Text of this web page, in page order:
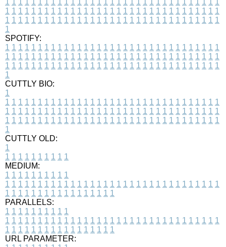
1 1 1 1 1 1 1 1 1 1 1 1 1 1 1 1 1 1 1 1 1 1 1 1 1 1 1 1 1 1 1 1 1
1 1 1 1 1 1 1 1 1 1 1 1 1 1 1 1 1 1 1 1 1 1 1 1 1 1 1 1 1 1 1 1 1
1
SPOTIFY:
1 1 1 1 1 1 1 1 1 1 1 1 1 1 1 1 1 1 1 1 1 1 1 1 1 1 1 1 1 1 1 1 1
1 1 1 1 1 1 1 1 1 1 1 1 1 1 1 1 1 1 1 1 1 1 1 1 1 1 1 1 1 1 1 1 1
1 1 1 1 1 1 1 1 1 1 1 1 1 1 1 1 1 1 1 1 1 1 1 1 1 1 1 1 1 1 1 1 1
1
CUTTLY BIO:
1
1 1 1 1 1 1 1 1 1 1 1 1 1 1 1 1 1 1 1 1 1 1 1 1 1 1 1 1 1 1 1 1 1
1 1 1 1 1 1 1 1 1 1 1 1 1 1 1 1 1 1 1 1 1 1 1 1 1 1 1 1 1 1 1 1 1
1 1 1 1 1 1 1 1 1 1 1 1 1 1 1 1 1 1 1 1 1 1 1 1 1 1 1 1 1 1 1 1 1
1
CUTTLY OLD:
1
1 1 1 1 1 1 1 1 1 1
MEDIUM:
1 1 1 1 1 1 1 1 1 1
1 1 1 1 1 1 1 1 1 1 1 1 1 1 1 1 1 1 1 1 1 1 1 1 1 1 1 1 1 1 1 1 1
1 1 1 1 1 1 1 1 1 1 1 1 1 1 1 1 1
PARALLELS:
1 1 1 1 1 1 1 1 1 1
1 1 1 1 1 1 1 1 1 1 1 1 1 1 1 1 1 1 1 1 1 1 1 1 1 1 1 1 1 1 1 1 1
1 1 1 1 1 1 1 1 1 1 1 1 1 1 1 1 1
URL PARAMETER: